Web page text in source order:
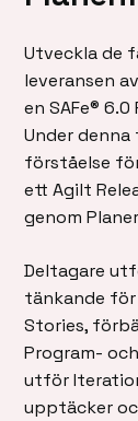
Utveckla de
leveransen
en SAFe®
Under
förståelse
ett Agilt
genom
Deltagare
tänkande
Stories,
Program-
utför
upptäcker